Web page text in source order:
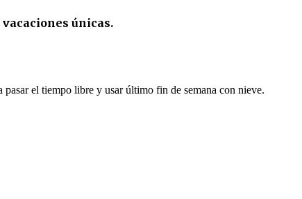
únicas.
pasar el tiempo libre y usar último fin de semana con nieve.